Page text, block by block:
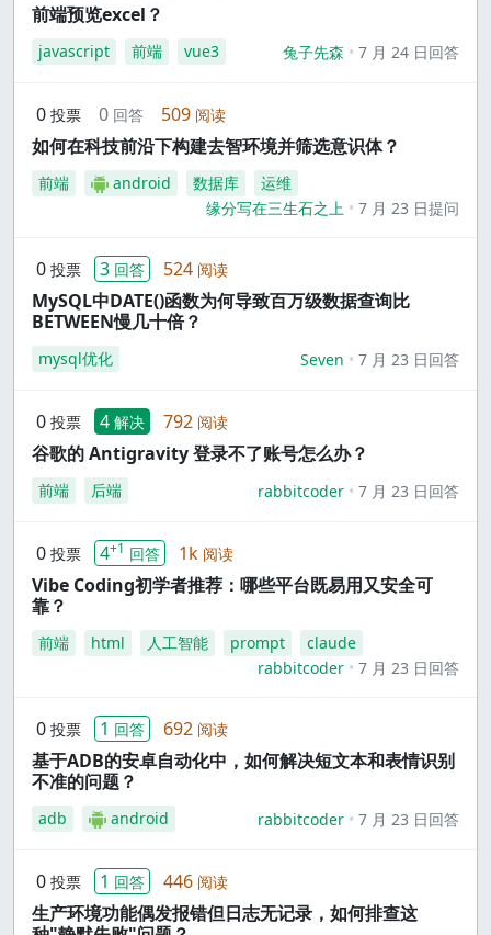
前端预览excel？
javascript 前端 vue3 兔子先森 7 月 24 日回答
0 投票 0 回答 509 阅读
如何在科技前沿下构建去智环境并筛选意识体？
前端 android 数据库
运维
缘分写在三生石之上
7 月 23 日提问
0 投票 3 回答 524 阅读
MySQL中DATE()函数为何导致百万级数据查询比
BETWEEN慢几十倍？
mysql优化 Seven 7 月 23 日回答
0 投票 4 解决 792 阅读
谷歌的 Antigravity 登录不了账号怎么办？
前端 后端 rabbitcoder 7 月 23 日回答
0 投票 4+1 回答 1k 阅读
Vibe Coding初学者推荐：哪些平台既易用又安全可
靠？
前端 html 人工智能 prompt
claude
rabbitcoder
7 月 23 日回答
0 投票 1 回答 692 阅读
基于ADB的安卓自动化中，如何解决短文本和表情识别
不准的问题？
adb android rabbitcoder 7 月 23 日回答
0 投票 1 回答 446 阅读
生产环境功能偶发报错但日志无记录，如何排查这